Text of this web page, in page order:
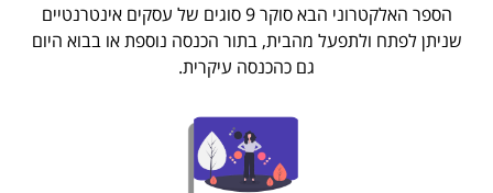
הספר האלקטרוני הבא סוקר 9 סוגים של עסקים אינטרנטיים
שניתן לפתח ולתפעל מהבית, בתור הכנסה נוספת או בבוא היום
גם כהכנסה עיקרית.